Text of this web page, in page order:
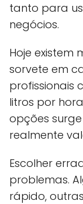
tanto para
negócios.
Hoje
sorvete em
profissionais
litros por
opções
realmente
Escolher
problemas.
rápido,